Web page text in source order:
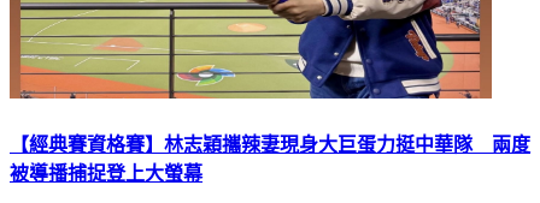
【經典賽資格賽】林志穎攜辣妻現身大巨蛋力挺中華隊 兩度
被導播捕捉登上大螢幕